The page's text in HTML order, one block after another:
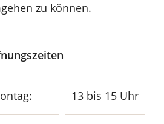
zu können.
13 bis 15 Uhr